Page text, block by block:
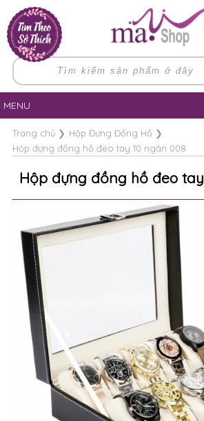
MENU
Trang chủ❯ Hộp Đựng Đồng Hồ ❯
Hộp đựng đồng hồ đeo tay 10 ngăn 008
Hộp đựng đồng hồ đeo